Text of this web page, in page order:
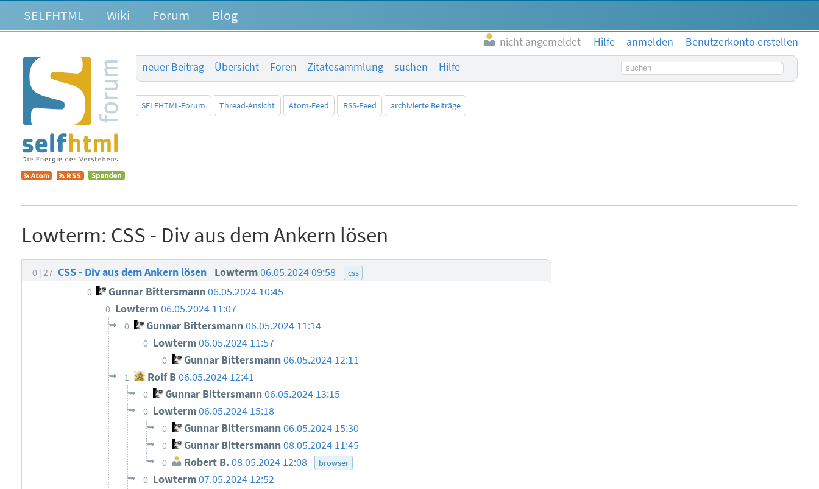
SELFHTML Wiki Forum Blog
nicht angemeldet Hilfe anmelden
Benutzerkonto erstellen
neuer Beitrag
Übersicht Foren Zitatesammlung suchen Hilfe Suchbegriff
SELFHTML-Forum Thread-Ansicht Atom-Feed RSS-Feed archivierte Beiträge
Lowterm: CSS - Div aus dem Ankern lösen
0 27 CSS - Div aus dem Ankern lösen Lowterm06.05.2024 09:58 css
0 Gunnar Bittersmann06.05.2024 10:45
0 Lowterm06.05.2024 11:07
0 Gunnar Bittersmann06.05.2024 11:14
0 Lowterm06.05.2024 11:57
0 Gunnar Bittersmann 06.05.2024 12:11
1 Rolf B06.05.2024 12:41
0 Gunnar Bittersmann06.05.2024 13:15
0 Lowterm06.05.2024 15:18
0 Gunnar Bittersmann 06.05.2024 15:30
0 Gunnar Bittersmann 08.05.2024 11:45
0 Robert B. 08.05.2024 12:08 browser
0 Lowterm07.05.2024 12:52